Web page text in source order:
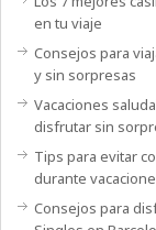
en tu viaje
Consejos para
y sin sorpresas
Vacaciones
disfrutar sin
Tips para evitar
durante
Consejos para